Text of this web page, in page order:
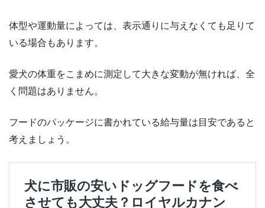
体型や運動量によっては、表示通りに与えなくても足りて
いる場合もあります。
愛犬の体重をこまめに測定して大きな変動が無ければ、全
く問題はありません。
フードのパッケージに書かれている給与量は目安であると
考えましょう。